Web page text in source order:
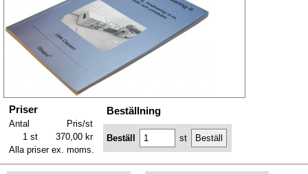
Priser
Antal
Pris/st
1 st
370,00 kr
Alla priser ex. moms.
Beställning
Beställ st